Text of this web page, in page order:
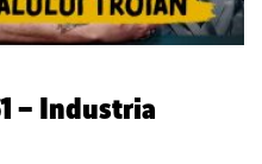
– Industria